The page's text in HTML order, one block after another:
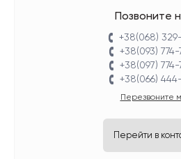
Позвоните
+38(068)
+38(093)
+38(097)
+38(066)
Перезвоните
Перейти в